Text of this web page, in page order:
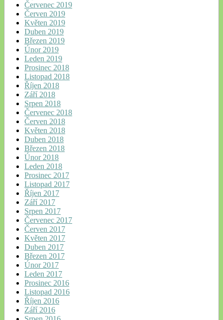
Červenec 2019
Červen 2019
Květen 2019
Duben 2019
Březen 2019
Únor 2019
Leden 2019
Prosinec 2018
Listopad 2018
Říjen 2018
Září 2018
Srpen 2018
Červenec 2018
Červen 2018
Květen 2018
Duben 2018
Březen 2018
Únor 2018
Leden 2018
Prosinec 2017
Listopad 2017
Říjen 2017
Září 2017
Srpen 2017
Červenec 2017
Červen 2017
Květen 2017
Duben 2017
Březen 2017
Únor 2017
Leden 2017
Prosinec 2016
Listopad 2016
Říjen 2016
Září 2016